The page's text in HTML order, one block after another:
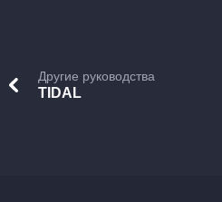
Другие руководства
TIDAL